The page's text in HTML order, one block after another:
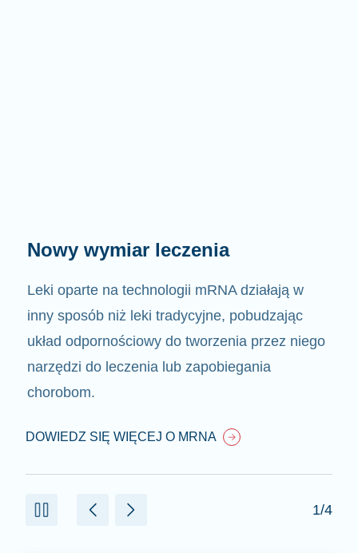
Nowy wymiar leczenia
Leki oparte na technologii mRNA działają w
inny sposób niż leki tradycyjne, pobudzając
układ odpornościowy do tworzenia przez niego
narzędzi do leczenia lub zapobiegania
chorobom.
DOWIEDZ SIĘ WIĘCEJ O MRNA
1/4